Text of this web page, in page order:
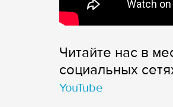
Читайте нас в
cоциальных
YouTube